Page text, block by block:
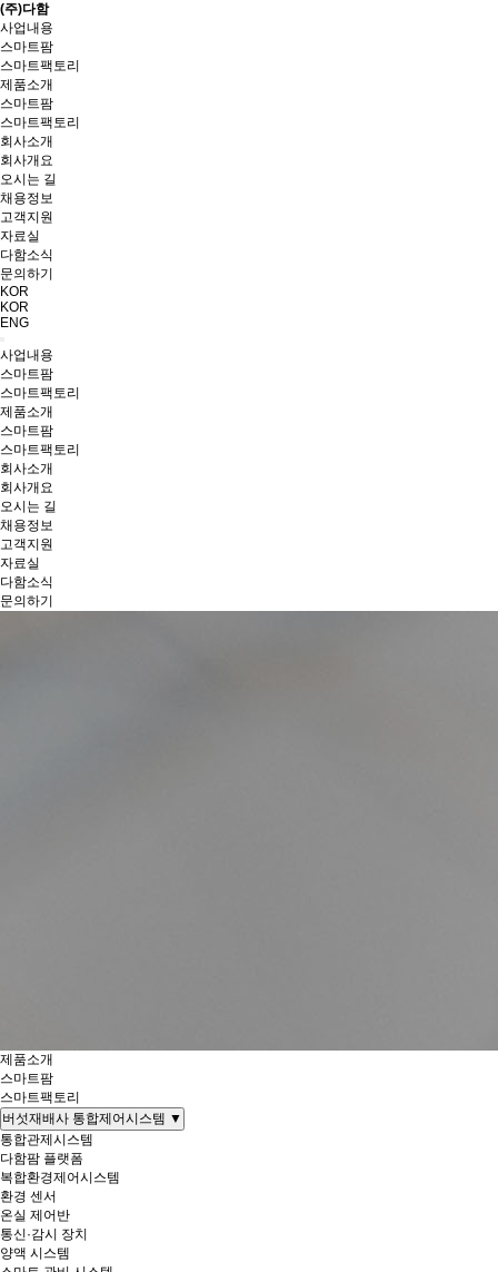
(주)다함
사업내용
스마트팜
스마트팩토리
제품소개
스마트팜
스마트팩토리
회사소개
회사개요
오시는 길
채용정보
고객지원
자료실
다함소식
문의하기
KOR
KOR
ENG
사업내용
스마트팜
스마트팩토리
제품소개
스마트팜
스마트팩토리
회사소개
회사개요
오시는 길
채용정보
고객지원
자료실
다함소식
문의하기
제품소개
스마트팜
스마트팩토리
버섯재배사 통합제어시스템 ▼
통합관제시스템
다함팜 플랫폼
복합환경제어시스템
환경 센서
온실 제어반
통신·감시 장치
양액 시스템